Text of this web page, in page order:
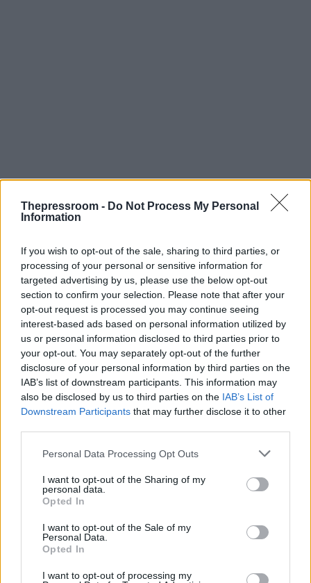
Thepressroom - Do Not Process My Personal
Information
If you wish to opt-out of the sale, sharing to third parties, or
processing of your personal or sensitive information for
targeted advertising by us, please use the below opt-out
section to confirm your selection. Please note that after your
opt-out request is processed you may continue seeing
interest-based ads based on personal information utilized by
us or personal information disclosed to third parties prior to
your opt-out. You may separately opt-out of the further
disclosure of your personal information by third parties on the
IAB’s list of downstream participants. This information may
also be disclosed by us to third parties on the IAB’s List of
Downstream Participants that may further disclose it to other
Please note that this website/app uses one or more Google
not limited to your visit or usage behaviour. You may click to
grant or deny consent to Google and its third-party tags to
use your data for below specified purposes in below Google
consent section.
Personal Data Processing Opt Outs
I want to opt-out of the Sharing of my
personal data.
Opted In
I want to opt-out of the Sale of my
Personal Data.
Opted In
I want to opt-out of processing my
Δεν είναι κάτι νέο οι θέσεις του
γερμανικού ΥΠΟΙΚ
θέσεις του υπουργείου Οικονομικών της
Γερμανίας
εφημερίδας για τις , επισήμανε:
«Δεν μας είπε